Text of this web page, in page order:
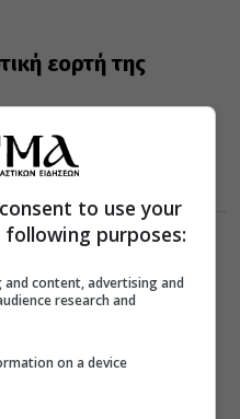
εορτή της
η Εκκλησία
την εορτή της
to use your
purposes:
content, advertising and
research and
on a device